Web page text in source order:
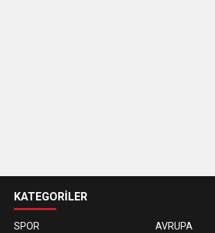
siteleri
KATEGORİLER
SPOR
AVRUPA